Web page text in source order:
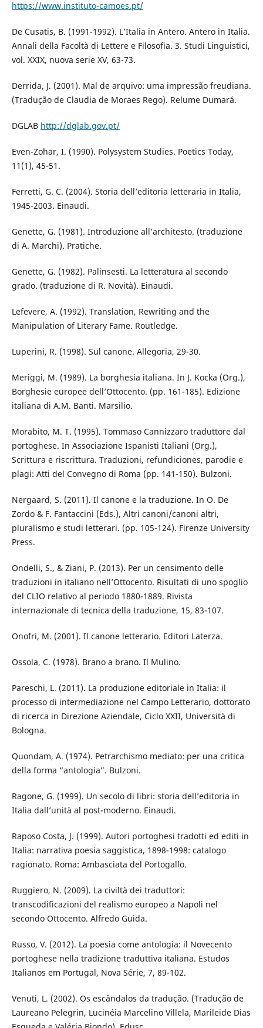
https://www.instituto-camoes.pt/
De Cusatis, B. (1991-1992). L’Italia in Antero. Antero in Italia.
Annali della Facoltà di Lettere e Filosofia. 3. Studi Linguistici,
vol. XXIX, nuova serie XV, 63-73.
Derrida, J. (2001). Mal de arquivo: uma impressão freudiana.
(Tradução de Claudia de Moraes Rego). Relume Dumará.
DGLAB http://dglab.gov.pt/
Even-Zohar, I. (1990). Polysystem Studies. Poetics Today,
11(1), 45-51.
Ferretti, G. C. (2004). Storia dell’editoria letteraria in Italia,
1945-2003. Einaudi.
Genette, G. (1981). Introduzione all’architesto. (traduzione
di A. Marchi). Pratiche.
Genette, G. (1982). Palinsesti. La letteratura al secondo
grado. (traduzione di R. Novità). Einaudi.
Lefevere, A. (1992). Translation, Rewriting and the
Manipulation of Literary Fame. Routledge.
Luperini, R. (1998). Sul canone. Allegoria, 29-30.
Meriggi, M. (1989). La borghesia italiana. In J. Kocka (Org.),
Borghesie europee dell’Ottocento. (pp. 161-185). Edizione
italiana di A.M. Banti. Marsilio.
Morabito, M. T. (1995). Tommaso Cannizzaro traduttore dal
portoghese. In Associazione Ispanisti Italiani (Org.),
Scrittura e riscrittura. Traduzioni, refundiciones, parodie e
plagi: Atti del Convegno di Roma (pp. 141-150). Bulzoni.
Nergaard, S. (2011). Il canone e la traduzione. In O. De
Zordo & F. Fantaccini (Eds.), Altri canoni/canoni altri,
pluralismo e studi letterari. (pp. 105-124). Firenze University
Press.
Ondelli, S., & Ziani, P. (2013). Per un censimento delle
traduzioni in italiano nell’Ottocento. Risultati di uno spoglio
del CLIO relativo al periodo 1880-1889. Rivista
internazionale di tecnica della traduzione, 15, 83-107.
Onofri, M. (2001). Il canone letterario. Editori Laterza.
Ossola, C. (1978). Brano a brano. Il Mulino.
Pareschi, L. (2011). La produzione editoriale in Italia: il
processo di intermediazione nel Campo Letterario, dottorato
di ricerca in Direzione Aziendale, Ciclo XXII, Università di
Bologna.
Quondam, A. (1974). Petrarchismo mediato: per una critica
della forma “antologia”. Bulzoni.
Ragone, G. (1999). Un secolo di libri: storia dell’editoria in
Italia dall’unità al post-moderno. Einaudi.
Raposo Costa, J. (1999). Autori portoghesi tradotti ed editi in
Italia: narrativa poesia saggistica, 1898-1998: catalogo
ragionato. Roma: Ambasciata del Portogallo.
Ruggiero, N. (2009). La civiltà dei traduttori:
transcodificazioni del realismo europeo a Napoli nel
secondo Ottocento. Alfredo Guida.
Russo, V. (2012). La poesia come antologia: il Novecento
portoghese nella tradizione traduttiva italiana. Estudos
Italianos em Portugal, Nova Série, 7, 89-102.
Venuti, L. (2002). Os escândalos da tradução. (Tradução de
Laureano Pelegrin, Lucinéia Marcelino Villela, Marileide Dias